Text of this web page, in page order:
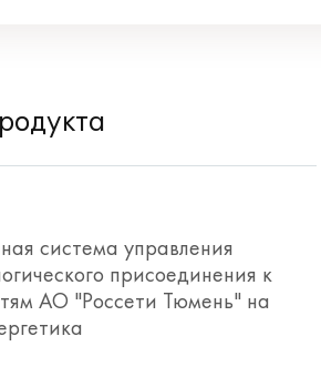
система управления
присоединения к
АО "Россети Тюмень" на